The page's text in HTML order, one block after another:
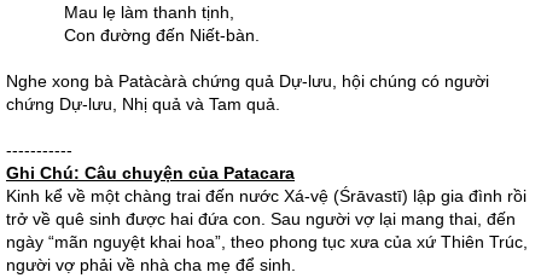
Mau lẹ làm thanh tịnh,
Con đường đến Niết-bàn.
Nghe xong bà Patàcàrà chứng quả Dự-lưu, hội chúng có người
chứng Dự-lưu, Nhị quả và Tam quả.
-----------
Ghi Chú: Câu chuyện của Patacara
Kinh kể về một chàng trai đến nước Xá-vệ (Śrāvastī) lập gia đình rồi
trở về quê sinh được hai đứa con. Sau người vợ lại mang thai, đến
ngày “mãn nguyệt khai hoa”, theo phong tục xưa của xứ Thiên Trúc,
người vợ phải về nhà cha mẹ để sinh.